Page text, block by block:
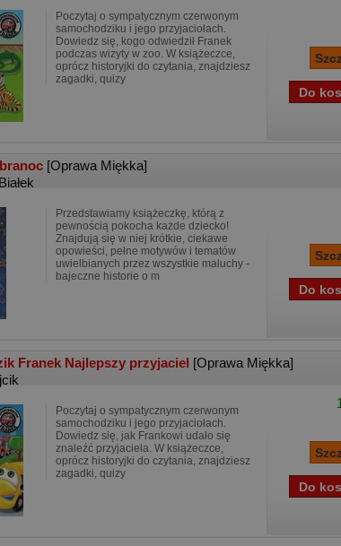
Poczytaj o sympatycznym czerwonym
samochodziku i jego przyjaciołach.
Dowiedz się, kogo odwiedził Franek
podczas wizyty w zoo. W książeczce,
oprócz historyjki do czytania, znajdziesz
zagadki, quizy
[Oprawa Miękka]
Przedstawiamy książeczkę, którą z
pewnością pokocha każde dziecko!
Znajdują się w niej krótkie, ciekawe
opowieści, pełne motywów i tematów
uwielbianych przez wszystkie maluchy -
bajeczne historie o m
Franek Najlepszy przyjaciel [Oprawa Miękka]
Poczytaj o sympatycznym czerwonym
samochodziku i jego przyjaciołach.
Dowiedz się, jak Frankowi udało się
znaleźć przyjaciela. W książeczce,
oprócz historyjki do czytania, znajdziesz
zagadki, quizy